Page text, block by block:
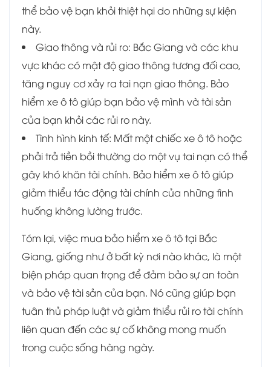
thể bảo vệ bạn khỏi thiệt hại do những sự kiện
này.
Giao thông và rủi ro: Bắc Giang và các khu
vực khác có mật độ giao thông tương đối cao,
tăng nguy cơ xảy ra tai nạn giao thông. Bảo
hiểm xe ô tô giúp bạn bảo vệ mình và tài sản
của bạn khỏi các rủi ro này.
Tình hình kinh tế: Mất một chiếc xe ô tô hoặc
phải trả tiền bồi thường do một vụ tai nạn có thể
gây khó khăn tài chính. Bảo hiểm xe ô tô giúp
giảm thiểu tác động tài chính của những tình
huống không lường trước.
Tóm lại, việc mua bảo hiểm xe ô tô tại Bắc
Giang, giống như ở bất kỳ nơi nào khác, là một
biện pháp quan trọng để đảm bảo sự an toàn
và bảo vệ tài sản của bạn. Nó cũng giúp bạn
tuân thủ pháp luật và giảm thiểu rủi ro tài chính
liên quan đến các sự cố không mong muốn
trong cuộc sống hàng ngày.